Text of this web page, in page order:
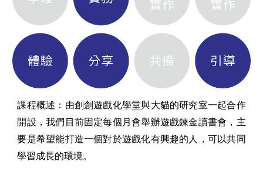
課程概述： 由創創遊戲化學堂與大貓的研究室一起合作
開設，我們目前固定每個月會舉辦遊戲鍊金讀書會，主
要是希望能打造一個對於遊戲化有興趣的人，可以共同
學習成長的環境。